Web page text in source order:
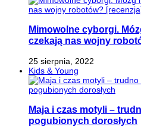
Mimowolne cyborgi.
czekają nas wojny
25 sierpnia, 2022
Kids & Young
Maja i czas motyli –
pogubionych dorosłych